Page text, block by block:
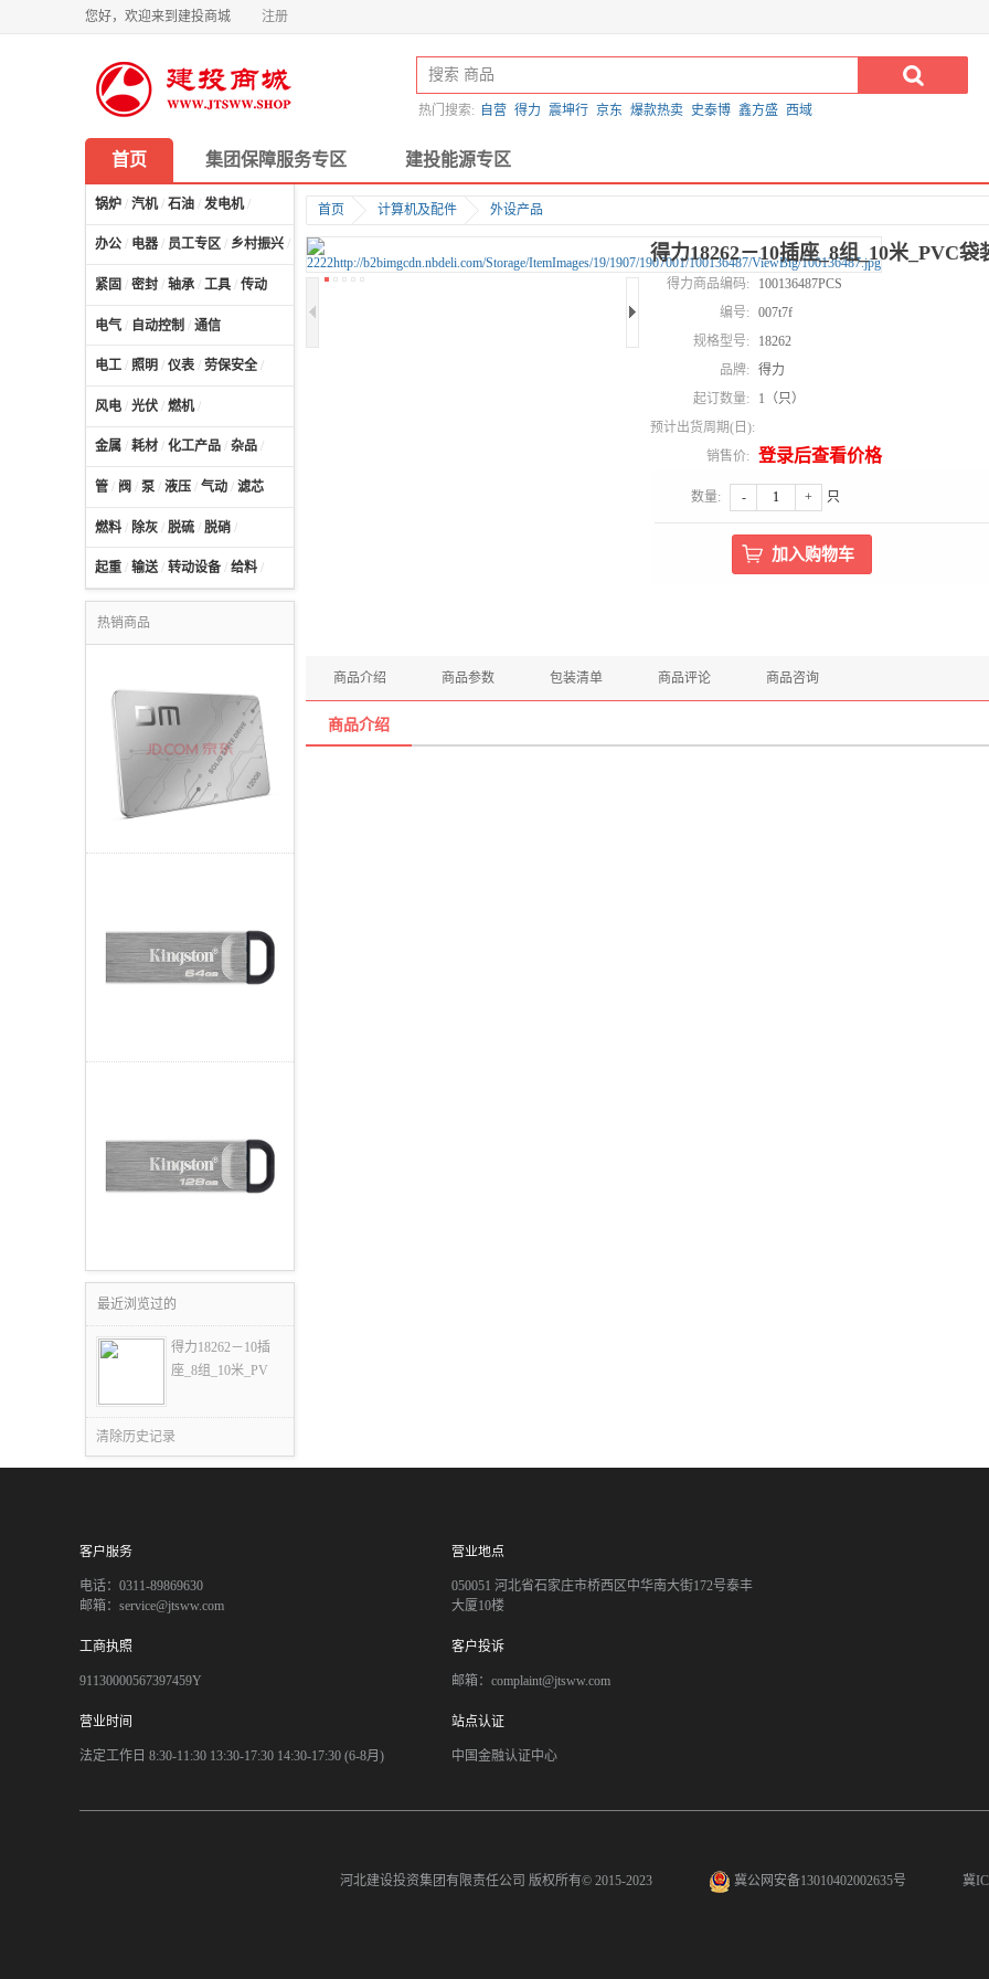
您好，欢迎来到建投商城 注册
热门搜索: 自营 得力 震坤行 京东 爆款热卖 史泰博 鑫方盛 西域
首页 集团保障服务专区 建投能源专区
锅炉 / 汽机/ 石油 / 发电机/
办公 / 电器 / 员工专区 / 乡村振兴 / 计算机及配件
紧固 / 密封 / 轴承 / 工具 / 传动
电气 / 自动控制 / 通信
电工 / 照明 / 仪表 / 劳保安全 /
风电 / 光伏 / 燃机/
金属 / 耗材 / 化工产品 / 杂品 /
管 / 阀 / 泵 / 液压 / 气动 / 滤芯
燃料 / 除灰 / 脱硫 / 脱硝 /
起重 / 输送/ 转动设备 / 给料 /
热销商品
最近浏览过的
得力18262－10插
座_8组_10米_PV
清除历史记录
首页 计算机及配件 外设产品
得力18262－10插座_8组_10米_PVC袋
得力商品编码:
100136487PCS
编号:
007t7f
规格型号:
18262
品牌:
得力
起订数量:
1（只）
预计出货周期(日):
销售价:
登录后查看价格
数量: - + 只
商品介绍 商品参数 包装清单 商品评论 商品咨询
商品介绍
客户服务
电话：0311-89869630
邮箱：service@jtsww.com
营业地点
050051 河北省石家庄市桥西区中华南大街172号泰丰
大厦10楼
工商执照
91130000567397459Y
客户投诉
邮箱：complaint@jtsww.com
营业时间
法定工作日 8:30-11:30 13:30-17:30 14:30-17:30 (6-8月)
站点认证
中国金融认证中心
河北建设投资集团有限责任公司 版权所有© 2015-2023 冀公网安备13010402002635号 冀